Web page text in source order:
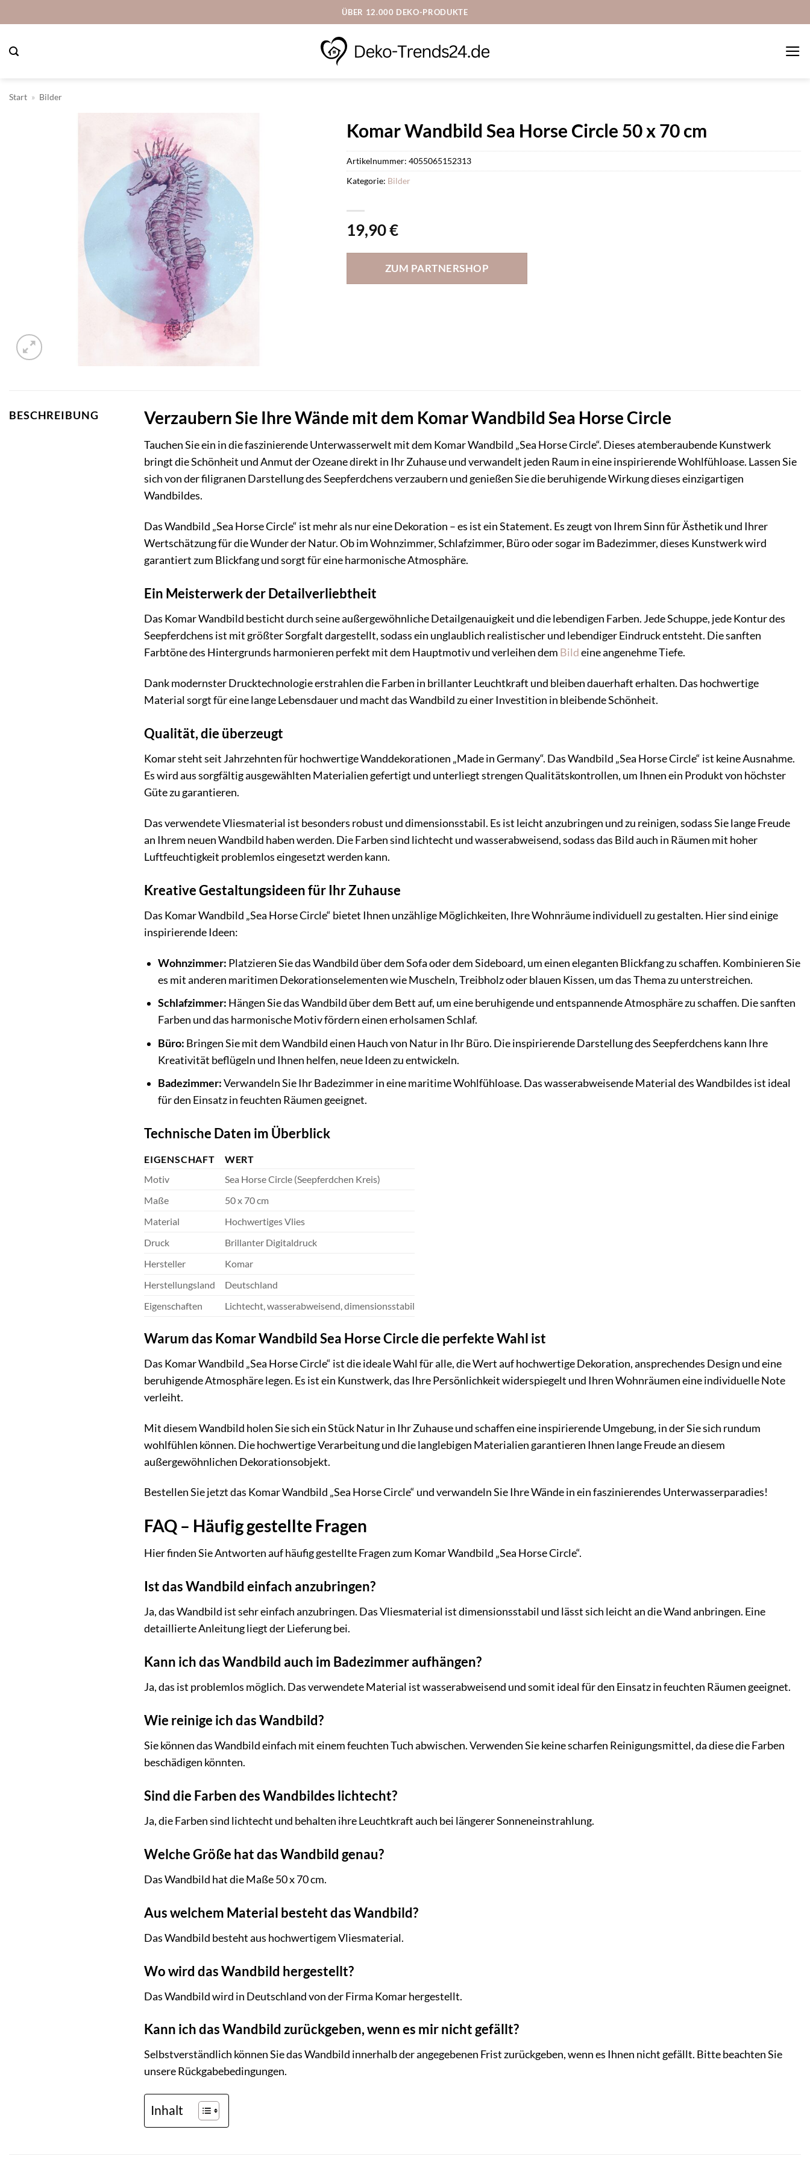
Inhalt
ÜBER 12.000 DEKO-PRODUKTE
Start » Bilder
Komar Wandbild Sea Horse Circle 50 x 70 cm
19,90€
ZUM PARTNERSHOP
Artikelnummer: 4055065152313
Kategorie: Bilder
BESCHREIBUNG Verzaubern Sie Ihre Wände mit dem Komar Wandbild Sea Horse Circle
Tauchen Sie ein in die faszinierende Unterwasserwelt mit dem Komar Wandbild „Sea Horse Circle“. Dieses atemberaubende Kunstwerk
bringt die Schönheit und Anmut der Ozeane direkt in Ihr Zuhause und verwandelt jeden Raum in eine inspirierende Wohlfühloase. Lassen Sie
sich von der filigranen Darstellung des Seepferdchens verzaubern und genießen Sie die beruhigende Wirkung dieses einzigartigen
Wandbildes.
Das Wandbild „Sea Horse Circle“ ist mehr als nur eine Dekoration – es ist ein Statement. Es zeugt von Ihrem Sinn für Ästhetik und Ihrer
Wertschätzung für die Wunder der Natur. Ob im Wohnzimmer, Schlafzimmer, Büro oder sogar im Badezimmer, dieses Kunstwerk wird
garantiert zum Blickfang und sorgt für eine harmonische Atmosphäre.
Ein Meisterwerk der Detailverliebtheit
Das Komar Wandbild besticht durch seine außergewöhnliche Detailgenauigkeit und die lebendigen Farben. Jede Schuppe, jede Kontur des
Seepferdchens ist mit größter Sorgfalt dargestellt, sodass ein unglaublich realistischer und lebendiger Eindruck entsteht. Die sanften
Farbtöne des Hintergrunds harmonieren perfekt mit dem Hauptmotiv und verleihen dem Bildeine angenehme Tiefe.
Dank modernster Drucktechnologie erstrahlen die Farben in brillanter Leuchtkraft und bleiben dauerhaft erhalten. Das hochwertige
Material sorgt für eine lange Lebensdauer und macht das Wandbild zu einer Investition in bleibende Schönheit.
Qualität, die überzeugt
Komar steht seit Jahrzehnten für hochwertige Wanddekorationen „Made in Germany“. Das Wandbild „Sea Horse Circle“ ist keine Ausnahme.
Es wird aus sorgfältig ausgewählten Materialien gefertigt und unterliegt strengen Qualitätskontrollen, um Ihnen ein Produkt von höchster
Güte zu garantieren.
Das verwendete Vliesmaterial ist besonders robust und dimensionsstabil. Es ist leicht anzubringen und zu reinigen, sodass Sie lange Freude
an Ihrem neuen Wandbild haben werden. Die Farben sind lichtecht und wasserabweisend, sodass das Bild auch in Räumen mit hoher
Luftfeuchtigkeit problemlos eingesetzt werden kann.
Kreative Gestaltungsideen für Ihr Zuhause
Das Komar Wandbild „Sea Horse Circle“ bietet Ihnen unzählige Möglichkeiten, Ihre Wohnräume individuell zu gestalten. Hier sind einige
inspirierende Ideen:
Wohnzimmer: Platzieren Sie das Wandbild über dem Sofa oder dem Sideboard, um einen eleganten Blickfang zu schaffen. Kombinieren Sie
es mit anderen maritimen Dekorationselementen wie Muscheln, Treibholz oder blauen Kissen, um das Thema zu unterstreichen.
Schlafzimmer: Hängen Sie das Wandbild über dem Bett auf, um eine beruhigende und entspannende Atmosphäre zu schaffen. Die sanften
Farben und das harmonische Motiv fördern einen erholsamen Schlaf.
Büro: Bringen Sie mit dem Wandbild einen Hauch von Natur in Ihr Büro. Die inspirierende Darstellung des Seepferdchens kann Ihre
Kreativität beflügeln und Ihnen helfen, neue Ideen zu entwickeln.
Badezimmer:Verwandeln Sie Ihr Badezimmer in eine maritime Wohlfühloase. Das wasserabweisende Material des Wandbildes ist ideal
für den Einsatz in feuchten Räumen geeignet.
Technische Daten im Überblick
EIGENSCHAFT
WERT
Motiv
Sea Horse Circle (Seepferdchen Kreis)
Maße
50 x 70 cm
Material
Hochwertiges Vlies
Druck
Brillanter Digitaldruck
Hersteller
Komar
Herstellungsland
Deutschland
Eigenschaften
Lichtecht, wasserabweisend, dimensionsstabil
Warum das Komar Wandbild Sea Horse Circle die perfekte Wahl ist
Das Komar Wandbild „Sea Horse Circle“ ist die ideale Wahl für alle, die Wert auf hochwertige Dekoration, ansprechendes Design und eine
beruhigende Atmosphäre legen. Es ist ein Kunstwerk, das Ihre Persönlichkeit widerspiegelt und Ihren Wohnräumen eine individuelle Note
verleiht.
Mit diesem Wandbild holen Sie sich ein Stück Natur in Ihr Zuhause und schaffen eine inspirierende Umgebung, in der Sie sich rundum
wohlfühlen können. Die hochwertige Verarbeitung und die langlebigen Materialien garantieren Ihnen lange Freude an diesem
außergewöhnlichen Dekorationsobjekt.
Bestellen Sie jetzt das Komar Wandbild „Sea Horse Circle“ und verwandeln Sie Ihre Wände in ein faszinierendes Unterwasserparadies!
FAQ – Häufig gestellte Fragen
Hier finden Sie Antworten auf häufig gestellte Fragen zum Komar Wandbild „Sea Horse Circle“.
Ist das Wandbild einfach anzubringen?
Ja, das Wandbild ist sehr einfach anzubringen. Das Vliesmaterial ist dimensionsstabil und lässt sich leicht an die Wand anbringen. Eine
detaillierte Anleitung liegt der Lieferung bei.
Kann ich das Wandbild auch im Badezimmer aufhängen?
Ja, das ist problemlos möglich. Das verwendete Material ist wasserabweisend und somit ideal für den Einsatz in feuchten Räumen geeignet.
Wie reinige ich das Wandbild?
Sie können das Wandbild einfach mit einem feuchten Tuch abwischen. Verwenden Sie keine scharfen Reinigungsmittel, da diese die Farben
beschädigen könnten.
Sind die Farben des Wandbildes lichtecht?
Ja, die Farben sind lichtecht und behalten ihre Leuchtkraft auch bei längerer Sonneneinstrahlung.
Welche Größe hat das Wandbild genau?
Das Wandbild hat die Maße 50 x 70 cm.
Aus welchem Material besteht das Wandbild?
Das Wandbild besteht aus hochwertigem Vliesmaterial.
Wo wird das Wandbild hergestellt?
Das Wandbild wird in Deutschland von der Firma Komar hergestellt.
Kann ich das Wandbild zurückgeben, wenn es mir nicht gefällt?
Selbstverständlich können Sie das Wandbild innerhalb der angegebenen Frist zurückgeben, wenn es Ihnen nicht gefällt. Bitte beachten Sie
unsere Rückgabebedingungen.
Inhalt